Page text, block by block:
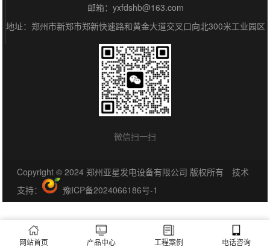
邮箱：yxfdshb@163.com
地址：郑州市新郑市郑新快速路和黄金大道交叉口向北300米工业园区
微信扫一扫
Copyright © 2024 郑州亚星发电设备有限公司 版权所有 技术
支持：
豫ICP备2024066186号-1
网站首页 产品中心 工程案例 电话咨询